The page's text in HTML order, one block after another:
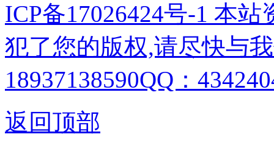
ICP备17026424号-1 本
犯了您的版权,请尽快与
18937138590QQ：
返回顶部